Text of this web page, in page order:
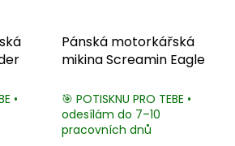
•
Pánská motorkářská
mikina Screamin Eagle
🎯 POTISKNU PRO TEBE •
odesílám do 7–10
pracovních dnů